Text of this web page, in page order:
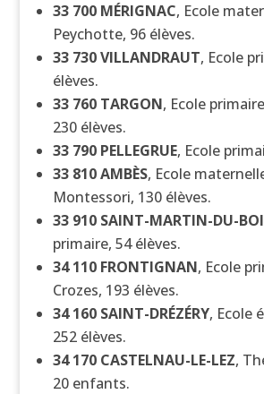
33 700 MÉRIGNAC, Ecole
Peychotte, 96 élèves.
33 730VILLANDRAUT, Ecole
élèves.
33 760 TARGON, Ecole
230 élèves.
33 790 PELLEGRUE, Ecole
33 810AMBÈS, Ecole
Montessori, 130 élèves.
33 910 SAINT-MARTIN-DU-
primaire, 54 élèves.
34 110 FRONTIGNAN, Ecole
Crozes, 193 élèves.
34 160 SAINT-DRÉZÉRY, Ecole
252 élèves.
34 170 CASTELNAU-LE-LEZ,
20 enfants.